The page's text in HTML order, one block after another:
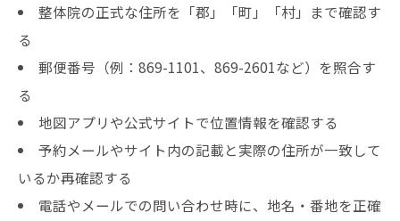
整体院の正式な住所を「郡」「町」「村」まで確認す
る
郵便番号（例：869-1101、869-2601など）を照合す
る
地図アプリや公式サイトで位置情報を確認する
予約メールやサイト内の記載と実際の住所が一致して
いるか再確認する
電話やメールでの問い合わせ時に、地名・番地を正確